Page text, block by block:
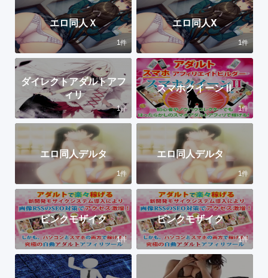
エロ同人Ｘ
1件
エロ同人X
1件
ダイレクトアダルトアフ
ィリ
1件
スマホクイーンⅡ
1件
エロ同人デルタ
1件
エロ同人デルタ
1件
ピンクモザイク
1件
ピンクモザイク
1件